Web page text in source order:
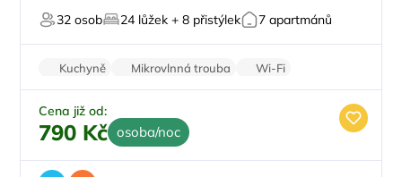
U lesa
32 osob 24 lůžek + 8 přistýlek 7 apartmánů
Kuchyně Mikrovlnná trouba
Wi-Fi
Sprchový kout
Balkon/terasa
Cena již od:
790 Kč osoba/noc